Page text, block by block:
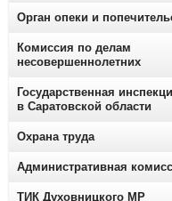
Орган опеки и
Комиссия по делам
несовершеннолетних
Государственная
в Саратовской области
Охрана труда
Административная
ТИК Духовницкого МР